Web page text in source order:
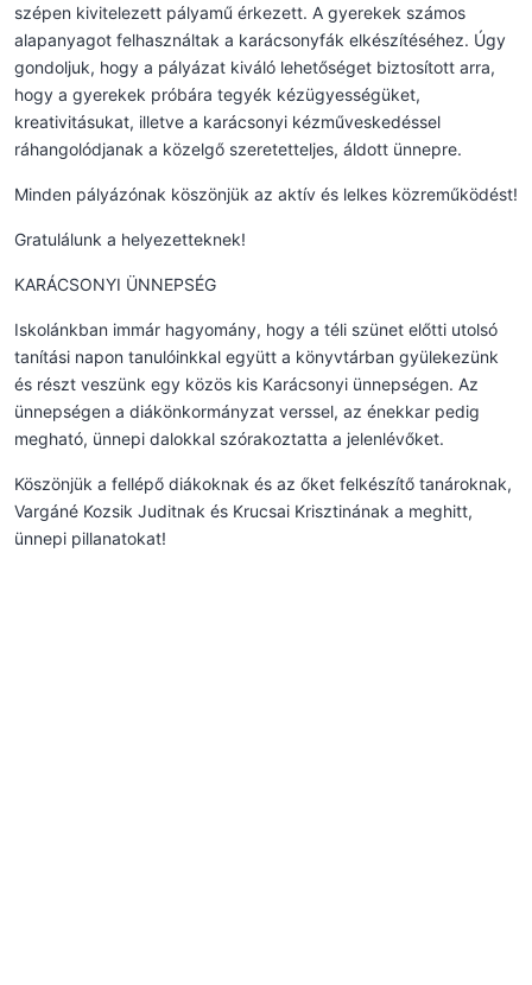
szépen kivitelezett pályamű érkezett. A gyerekek számos
alapanyagot felhasználtak a karácsonyfák elkészítéséhez. Úgy
gondoljuk, hogy a pályázat kiváló lehetőséget biztosított arra,
hogy a gyerekek próbára tegyék kézügyességüket,
kreativitásukat, illetve a karácsonyi kézműveskedéssel
ráhangolódjanak a közelgő szeretetteljes, áldott ünnepre.
Minden pályázónak köszönjük az aktív és lelkes közreműködést!
Gratulálunk a helyezetteknek!
KARÁCSONYI ÜNNEPSÉG
Iskolánkban immár hagyomány, hogy a téli szünet előtti utolsó
tanítási napon tanulóinkkal együtt a könyvtárban gyülekezünk
és részt veszünk egy közös kis Karácsonyi ünnepségen. Az
ünnepségen a diákönkormányzat verssel, az énekkar pedig
megható, ünnepi dalokkal szórakoztatta a jelenlévőket.
Köszönjük a fellépő diákoknak és az őket felkészítő tanároknak,
Vargáné Kozsik Juditnak és Krucsai Krisztinának a meghitt,
ünnepi pillanatokat!